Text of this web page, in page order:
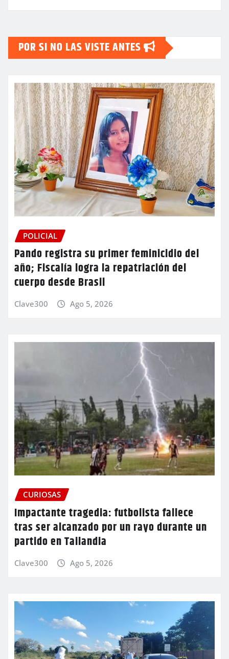
POR SI NO LAS VISTE ANTES
POLICIAL
Pando registra su primer feminicidio del
año; Fiscalía logra la repatriación del
cuerpo desde Brasil
Clave300 Ago 5, 2026
CURIOSAS
Impactante tragedia: futbolista fallece
tras ser alcanzado por un rayo durante un
partido en Tailandia
Clave300 Ago 5, 2026